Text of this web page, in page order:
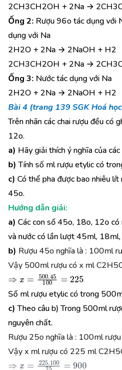
2CH3CH2OH + 2Na →
Ống 2: Rượu 96o tác dụng
dụng với Na
2H2O + 2Na → 2NaOH + H2
2CH3CH2OH + 2Na →
Ống 3: Nước tác dụng với Na
2H2O + 2Na → 2NaOH + H2
Bài 4 (trang 139 SGK Hoá
Trên nhãn các chai rượu đều có
12o.
a) Hãy giải thích ý nghĩa của
b) Tính số ml rượu etylic có
c) Có thể pha được bao nhiêu
45o.
Hướng dẫn giải:
a) Các con số 45o, 18o, 12o
và nước có lần lượt 45ml,
b) Rượu 45o nghĩa là : 100ml
Vậy 500ml rượu có x ml
⇒ x 500.45 100=
Số ml rượu etylic có trong
c) Theo câu b) Trong 500ml
nguyên chất.
Rượu 25o nghĩa là : 100ml
Vậy x ml rượu có 225 ml
⇒ x 225.100 25=